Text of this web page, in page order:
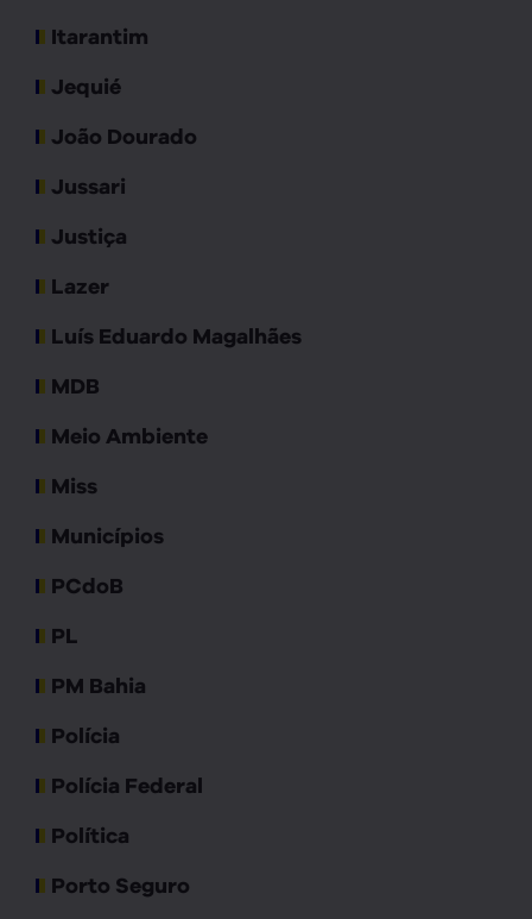
Itarantim
Jequié
João Dourado
Jussari
Justiça
Lazer
Luís Eduardo Magalhães
MDB
Meio Ambiente
Miss
Municípios
PCdoB
PL
PM Bahia
Polícia
Polícia Federal
Política
Porto Seguro